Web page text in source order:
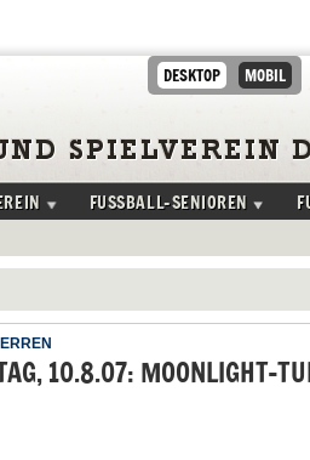
DESKTOP MOBIL
FUSSBALL-SENIOREN
10.8.07: MOONLIGHT-